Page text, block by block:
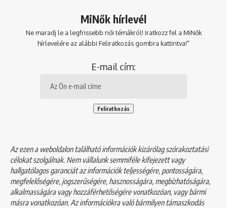
MiNők hírlevél
Ne maradj le a legfrissebb női témákról! Iratkozz fel a MiNők
hírlevelére az alábbi Feliratkozás gombra kattintva!"
E-mail cím:
Az ezen a weboldalon található információk kizárólag szórakoztatási
célokat szolgálnak. Nem vállalunk semmiféle kifejezett vagy
hallgatólagos garanciát az információk teljességére, pontosságára,
megfelelőségére, jogszerűségére, hasznosságára, megbízhatóságára,
alkalmasságára vagy hozzáférhetőségére vonatkozóan, vagy bármi
másra vonatkozóan. Az információkra való bármilyen támaszkodás